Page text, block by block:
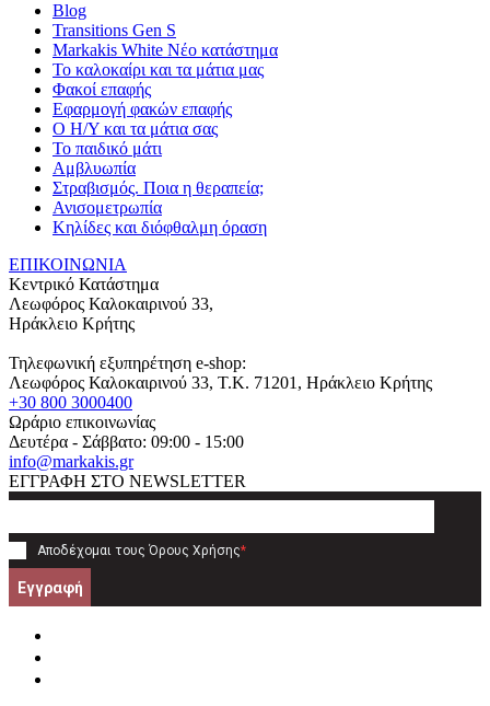
Blog
Transitions Gen S
Markakis White Νέο κατάστημα
Το καλοκαίρι και τα μάτια μας
Φακοί επαφής
Εφαρμογή φακών επαφής
Ο Η/Υ και τα μάτια σας
Το παιδικό μάτι
Αμβλυωπία
Στραβισμός. Ποια η θεραπεία;
Ανισομετρωπία
Κηλίδες και διόφθαλμη όραση
ΕΠΙΚΟΙΝΩΝΙΑ
Κεντρικό Κατάστημα
Λεωφόρος Καλοκαιρινού 33,
Ηράκλειο Κρήτης
Τηλεφωνική εξυπηρέτηση e-shop:
Λεωφόρος Καλοκαιρινού 33, T.K. 71201, Ηράκλειο Κρήτης
+30 800 3000400
Ωράριο επικοινωνίας
Δευτέρα - Σάββατο: 09:00 - 15:00
info@markakis.gr
ΕΓΓΡΑΦΗ ΣΤΟ NEWSLETTER
Αποδέχομαι τους Όρους Χρήσης*
Εγγραφή